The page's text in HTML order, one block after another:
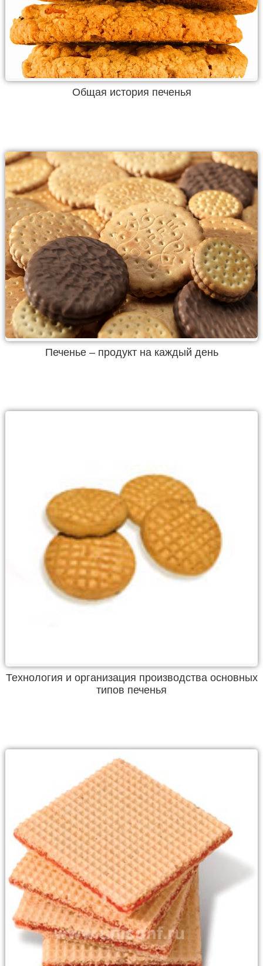
Общая история печенья
Печенье – продукт на каждый день
Технология и организация производства основных
типов печенья